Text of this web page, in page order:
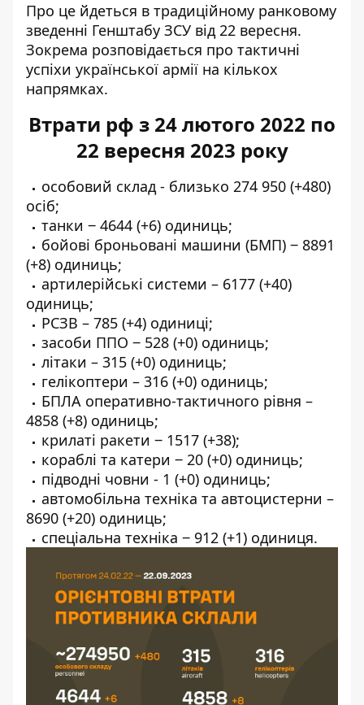
Про це йдеться в традиційному ранковому
зведенні Генштабу ЗСУ від 22 вересня.
Зокрема розповідається про тактичні
успіхи української армії на кількох
напрямках.
Втрати рф з 24 лютого 2022 по
22 вересня 2023 року
особовий склад - близько 274 950 (+480)
осіб;
танки ‒ 4644 (+6) одиниць;
бойові броньовані машини (БМП) ‒ 8891
(+8) одиниць;
артилерійські системи – 6177 (+40)
одиниць;
РСЗВ – 785 (+4) одиниці;
засоби ППО ‒ 528 (+0) одиниць;
літаки – 315 (+0) одиниць;
гелікоптери – 316 (+0) одиниць;
БПЛА оперативно-тактичного рівня –
4858 (+8) одиниць;
крилаті ракети ‒ 1517 (+38);
кораблі та катери ‒ 20 (+0) одиниць;
підводні човни - 1 (+0) одиниць;
автомобільна техніка та автоцистерни –
8690 (+20) одиниць;
спеціальна техніка ‒ 912 (+1) одиниця.